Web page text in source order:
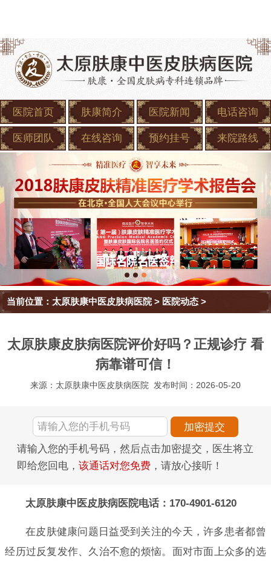
医院首页 肤康简介 医院新闻 电话咨询
医师团队 在线咨询 预约挂号 来院路线
当前位置： 太原肤康中医皮肤病医院> 医院动态 >
太原肤康皮肤病医院评价好吗？正规诊疗 看
病靠谱可信！
来源：太原肤康中医皮肤病医院 发布时间：2026-05-20
请输入您的手机号码，然后点击加密提交，医生将立
即给您回电， 该通话对您免费 ，请放心接听！
太原肤康中医皮肤病医院电话：170-4901-6120
在皮肤健康问题日益受到关注的今天，许多患者都曾
经历过反复发作、久治不愈的烦恼。面对市面上众多的选